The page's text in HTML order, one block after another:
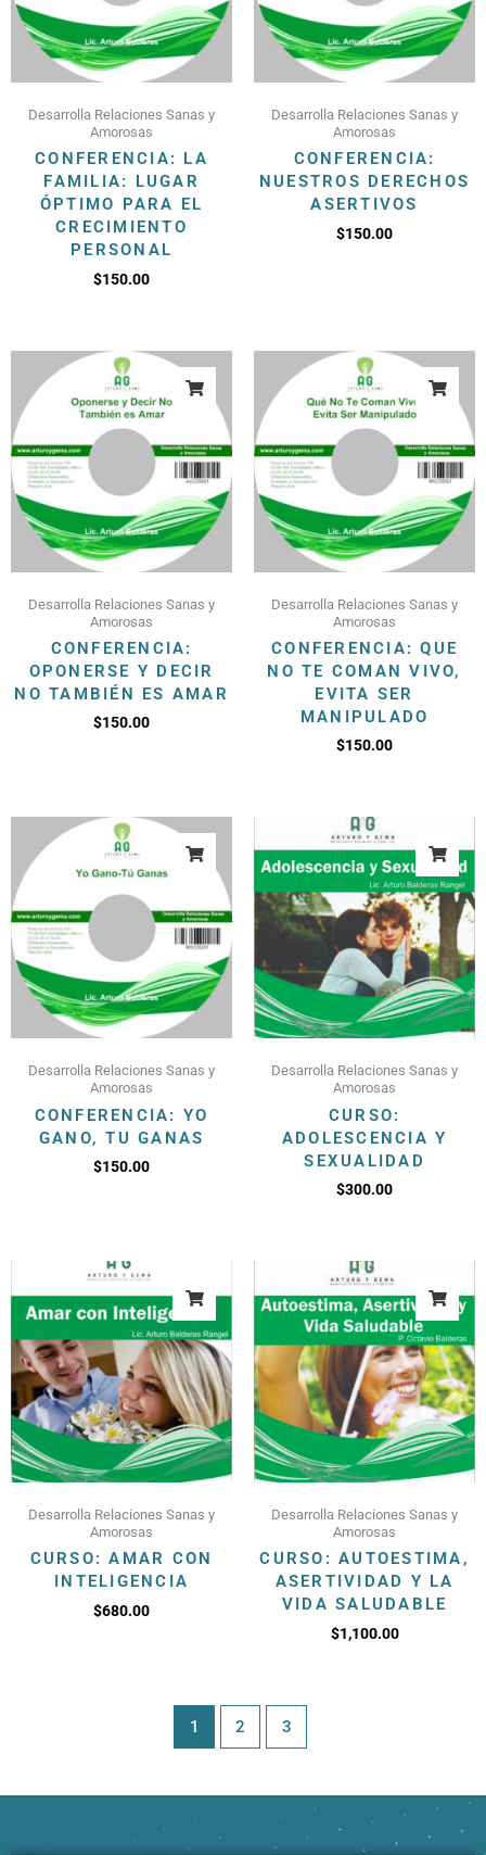
Desarrolla Relaciones Sanas y
Amorosas
CONFERENCIA: LA
FAMILIA: LUGAR
ÓPTIMO PARA EL
CRECIMIENTO
PERSONAL
$150.00
Desarrolla Relaciones Sanas y
Amorosas
CONFERENCIA:
NUESTROS DERECHOS
ASERTIVOS
$150.00
Desarrolla Relaciones Sanas y
Amorosas
CONFERENCIA:
OPONERSE Y DECIR
NO TAMBIÉN ES AMAR
$150.00
Desarrolla Relaciones Sanas y
Amorosas
CONFERENCIA: QUE
NO TE COMAN VIVO,
EVITA SER
MANIPULADO
$150.00
Desarrolla Relaciones Sanas y
Amorosas
CONFERENCIA: YO
GANO, TU GANAS
$150.00
Desarrolla Relaciones Sanas y
Amorosas
CURSO:
ADOLESCENCIA Y
SEXUALIDAD
$300.00
Desarrolla Relaciones Sanas y
Amorosas
CURSO: AMAR CON
INTELIGENCIA
$680.00
Desarrolla Relaciones Sanas y
Amorosas
CURSO: AUTOESTIMA,
ASERTIVIDAD Y LA
VIDA SALUDABLE
$1,100.00
1 2 3